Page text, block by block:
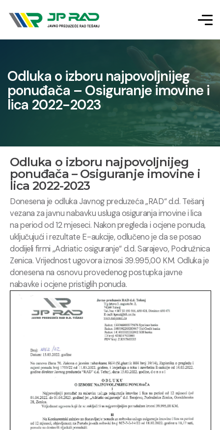
Odluka o izboru najpovoljnijeg
ponuđača – Osiguranje imovine i
lica 2022-2023
Odluka o izboru najpovoljnijeg
ponuđača – Osiguranje imovine i
lica 2022-2023
Donesena je odluka Javnog preduzeća „RAD“ d.d. Tešanj
vezana za javnu nabavku usluga osiguranja imovine i lica
na period od 12 mjeseci. Nakon pregleda i ocjene ponuda,
uključujući i rezultate E-aukcije, odlučeno je da se posao
dodijeli firmi „Adriatic osiguranje“ d.d. Sarajevo, Podružnica
Zenica. Vrijednost ugovora iznosi 39.995,00 KM. Odluka je
donesena na osnovu provedenog postupka javne
nabavke i ocjene pristiglih ponuda.